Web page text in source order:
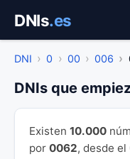
contenido
DNIs.es
DNI 0 00 006
DNIs que
Existen 10.000
por 0062, desde